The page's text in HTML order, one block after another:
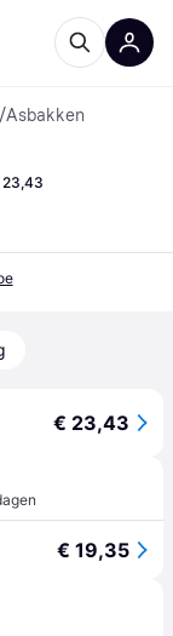
/Asbakken
€ 23,43
€ 19,35